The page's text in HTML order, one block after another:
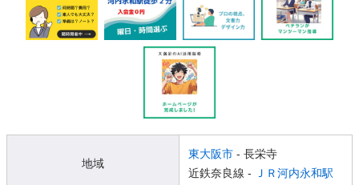
地域
東大阪市 - 長栄寺
近鉄奈良線 -
ＪＲ河内永和駅